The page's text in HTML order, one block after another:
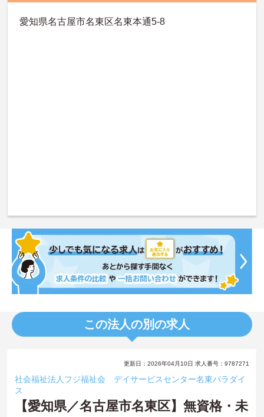
愛知県名古屋市名東区名東本通5-8
この法人の別の求人
更新日：2026年04月10日 求人番号：9787271
社会福祉法人フジ福祉会 デイサービスセンター名東パラダイ
ス
【愛知県／名古屋市名東区】無資格・未